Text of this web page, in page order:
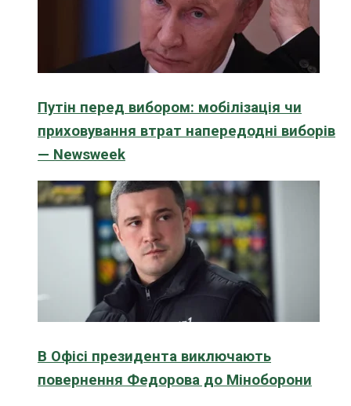
Путін перед вибором: мобілізація чи
приховування втрат напередодні виборів
— Newsweek
В Офісі президента виключають
повернення Федорова до Міноборони